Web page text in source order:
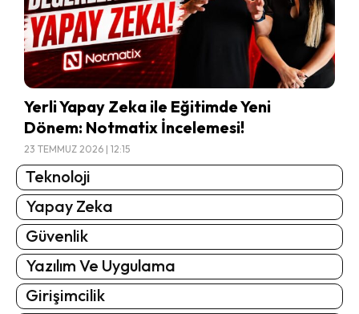
Yerli Yapay Zeka ile Eğitimde Yeni
Dönem: Notmatix İncelemesi!
23 TEMMUZ 2026 | 12:15
Teknoloji
Yapay Zeka
Güvenlik
Yazılım Ve Uygulama
Girişimcilik